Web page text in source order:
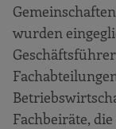
wurden
Fachbeiräte,